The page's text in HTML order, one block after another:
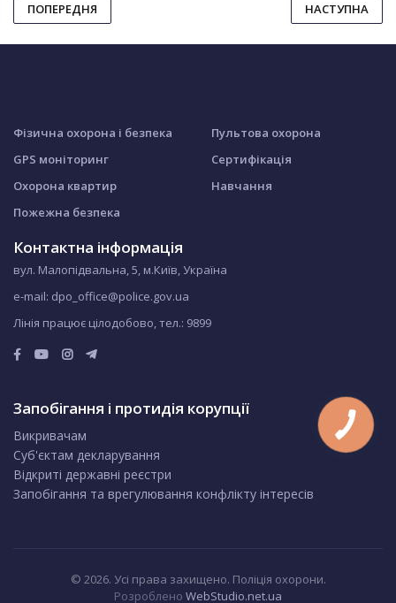
ПОПЕРЕДНЯ НАСТУПНА
Фізична охорона і безпека
GPS моніторинг
Охорона квартир
Пожежна безпека
Пультова охорона
Сертифікація
Навчання
Контактна інформація
вул. Малопідвальна, 5, м.Київ, Україна
e-mail: dpo_office@police.gov.ua
Лінія працює цілодобово, тел.: 9899
Запобігання і протидія корупції
Викривачам
Суб'єктам декларування
Відкриті державні реєстри
Запобігання та врегулювання конфлікту інтересів
© 2026. Усі права захищено. Поліція охорони.
Розроблено WebStudio.net.ua